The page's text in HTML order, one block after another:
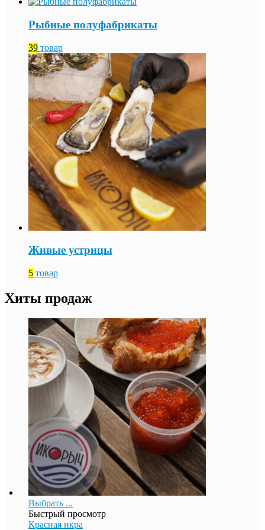
Рыбные полуфабрикаты
39 товар
Живые устрицы
5 товар
Хиты продаж
Выбрать ...
Быстрый просмотр
Красная икра